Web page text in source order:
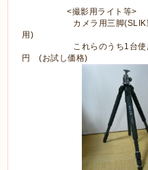
<撮影用ライト等>
カメラ用三脚(SLIK製)
用)
これらのうち1台使
円 (お試し価格)